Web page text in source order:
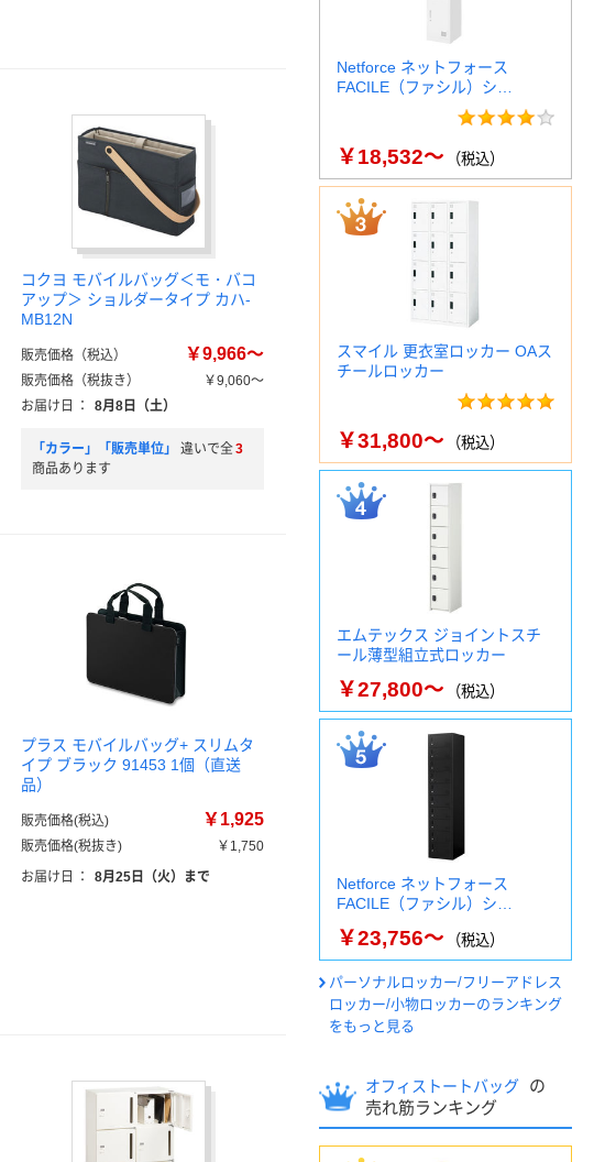
コクヨ モバイルバッグ＜モ・バコ
アップ＞ ショルダータイプ カハ-
MB12N
販売価格（税込） ￥9,966～
販売価格（税抜き）
￥9,060～
お届け日
： 8月8日（土）
「カラー」「販売単位」 違いで全3
商品あります
プラス モバイルバッグ+ スリムタ
イプ ブラック 91453 1個（直送
品）
販売価格(税込) ￥1,925
販売価格(税抜き)
￥1,750
お届け日
： 8月25日（火）まで
Netforce ネットフォース
FACILE（ファシル）シ…
￥18,532～ （税込）
スマイル 更衣室ロッカー OAス
チールロッカー
￥31,800～ （税込）
エムテックス ジョイントスチ
ール薄型組立式ロッカー
￥27,800～ （税込）
Netforce ネットフォース
FACILE（ファシル）シ…
￥23,756～ （税込）
パーソナルロッカー/フリーアドレス
ロッカー/小物ロッカーのランキング
をもっと見る
オフィストートバッグ
の
売れ筋ランキング